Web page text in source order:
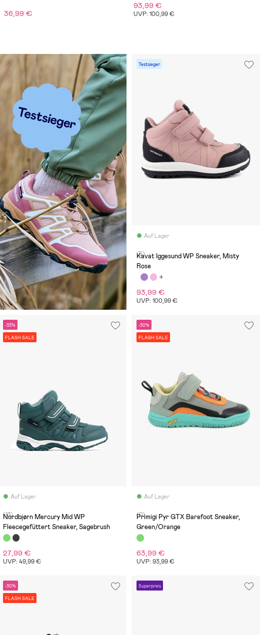
36,99 €
93,99 €
UVP: 100,99 €
Testsieger
Auf Lager
(5)
Kavat Iggesund WP Sneaker, Misty
Rose
93,99 €
UVP: 100,99 €
-33%
FLASH SALE
Auf Lager
(13)
Nordbjørn Mercury Mid WP
Fleecegefüttert Sneaker, Sagebrush
27,99 €
UVP: 49,99 €
-30%
FLASH SALE
Auf Lager
(0)
Primigi Pyr GTX Barefoot Sneaker,
Green/Orange
63,99 €
UVP: 93,99 €
-30%
FLASH SALE
Superpreis